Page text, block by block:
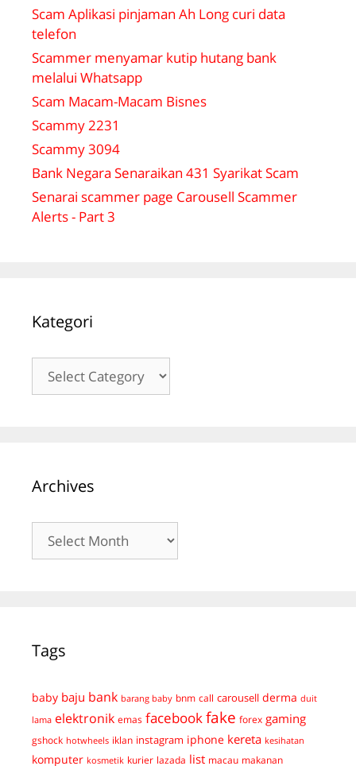
Scam Aplikasi pinjaman Ah Long curi data
telefon
Scammer menyamar kutip hutang bank
melalui Whatsapp
Scam Macam-Macam Bisnes
Scammy 2231
Scammy 3094
Bank Negara Senaraikan 431 Syarikat Scam
Senarai scammer page Carousell Scammer
Alerts - Part 3
Kategori
Archives
Tags
baby baju bank barang baby bnm call carousell derma duit
lama elektronik emas facebook fake forex gaming
gshock hotwheels iklan instagram iphone kereta kesihatan
komputer kosmetik kurier lazada list macau makanan